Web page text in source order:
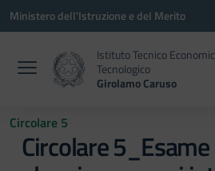
Vai ai contenuti
Vai al menu di navigazione
Vai al footer
Ministero dell'Istruzione e del Merito
Istituto Tecnico
Tecnologico
Girolamo Caruso
Circolare 5
Circolare